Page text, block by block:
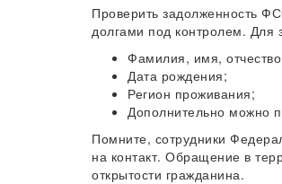
Проверить задолженность
долгами под контролем. Для
Фамилия, имя,
Дата рождения;
Регион проживания;
Дополнительно можно
Помните, сотрудники
на контакт. Обращение в
открытости гражданина.